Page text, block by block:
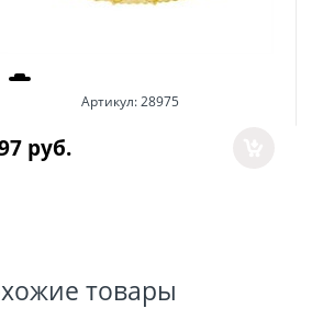
Артикул:28975
руб.
товары